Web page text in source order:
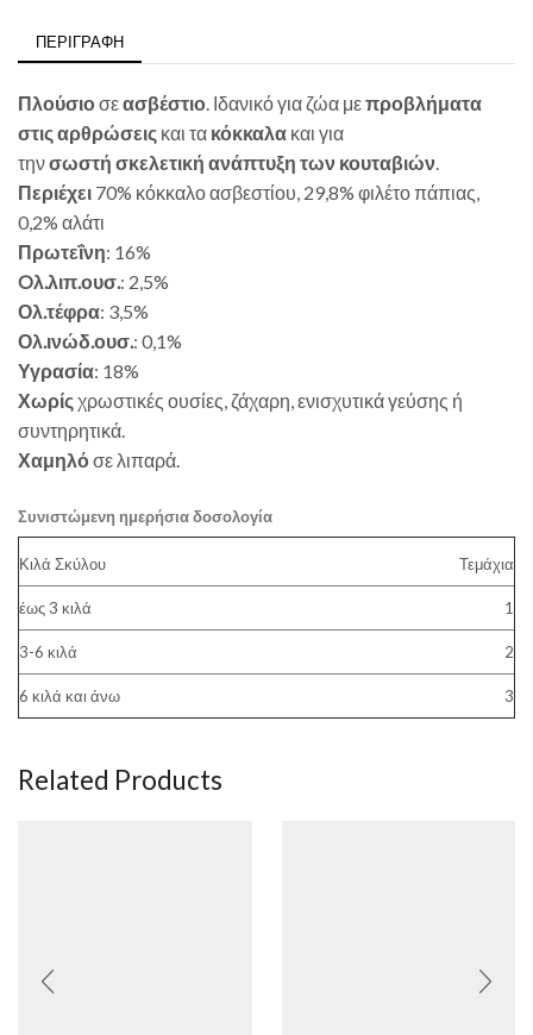
ΠΕΡΙΓΡΑΦΉ
Πλούσιοσεασβέστιο . Ιδανικό για ζώα μεπροβλήματα
στις αρθρώσεις και τα κόκκαλα και για
τηνσωστή σκελετική ανάπτυξη των κουταβιών
Περιέχει 70% κόκκαλο ασβεστίου, 29,8% φιλέτο πάπιας,
0,2% αλάτι
Πρωτεΐνη: 16%
Oλ.λιπ.ουσ.: 2,5%
Ολ.τέφρα: 3,5%
Ολ.ινώδ.ουσ.: 0,1%
Υγρασία: 18%
Χωρίςχρωστικές ουσίες, ζάχαρη, ενισχυτικά γεύσης ή
συντηρητικά.
Χαμηλόσε λιπαρά.
Συνιστώμενη ημερήσια δοσολογία
​Κιλά Σκύλου Τεμάχια
έως 3 κιλά 1
3-6 κιλά 2
6 κιλά και άνω 3
Related Products